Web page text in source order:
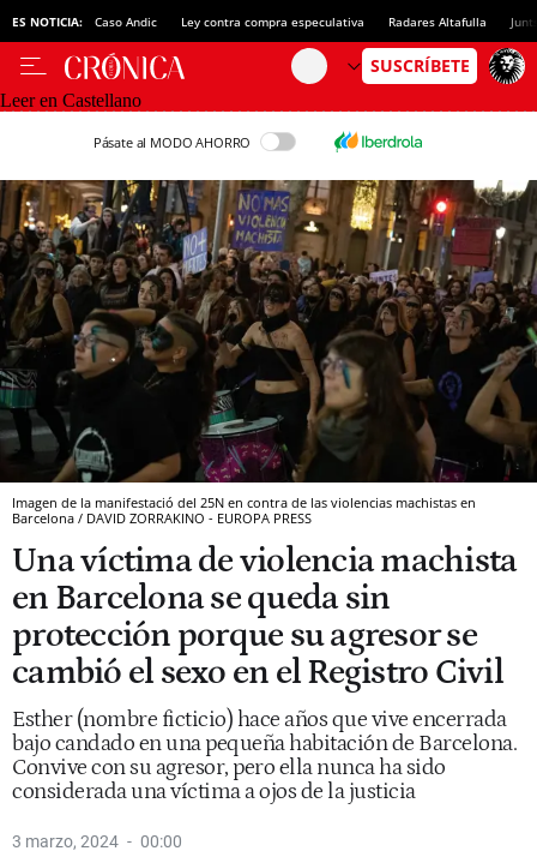
ES NOTICIA: Caso Andic Ley contra compra especulativa Radares Altafulla
Leer en Castellano
Pásate al MODO AHORRO
Imagen de la manifestació del 25N en contra de las violencias machistas en
Barcelona / DAVID ZORRAKINO - EUROPA PRESS
Una víctima de violencia machista
en Barcelona se queda sin
protección porque su agresor se
cambió el sexo en el Registro Civil
Esther (nombre ficticio) hace años que vive encerrada
bajo candado en una pequeña habitación de Barcelona.
Convive con su agresor, pero ella nunca ha sido
considerada una víctima a ojos de la justicia
3 marzo, 2024 00:00